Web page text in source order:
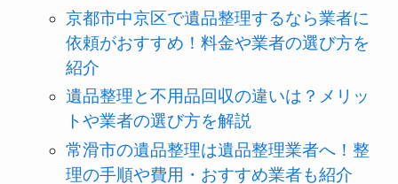
京都市中京区で遺品整理するなら業者に
依頼がおすすめ！料金や業者の選び方を
紹介
遺品整理と不用品回収の違いは？メリッ
トや業者の選び方を解説
常滑市の遺品整理は遺品整理業者へ！整
理の手順や費用・おすすめ業者も紹介